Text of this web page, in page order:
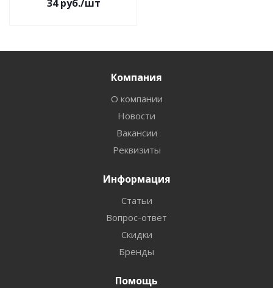
34руб./шт
Компания
О компании
Новости
Вакансии
Реквизиты
Информация
Статьи
Вопрос-ответ
Скидки
Бренды
Помощь